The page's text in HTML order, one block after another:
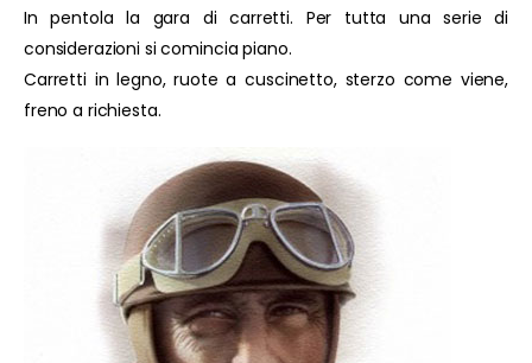
In pentola la gara di carretti. Per tutta una serie di
considerazioni si comincia piano.
Carretti in legno, ruote a cuscinetto, sterzo come viene,
freno a richiesta.